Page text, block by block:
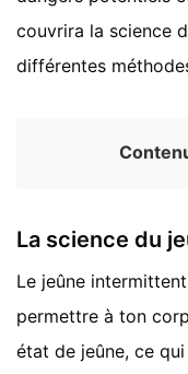
couvrira la science
différentes
La science du
Le jeûne
permettre à ton
état de jeûne, ce